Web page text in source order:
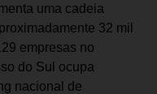
uma cadeia
32 mil
empresas no
do Sul ocupa
nacional de